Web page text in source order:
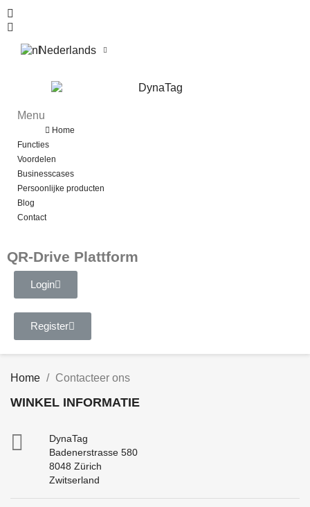
Nederlands
Menu
Home
Functies
Voordelen
Businesscases
Persoonlijke producten
Blog
Contact
QR-Drive Plattform
Login
Register
Home Contacteer ons
WINKEL INFORMATIE

DynaTag
Badenerstrasse 580
8048 Zürich
Zwitserland